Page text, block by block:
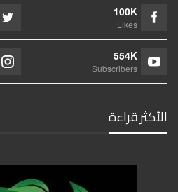
100K
Likes
554K
Subscribers
الأكثر قراءة